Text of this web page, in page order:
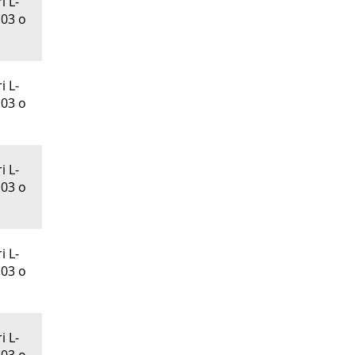
o
L-
o
L-
o
L-
o
L-